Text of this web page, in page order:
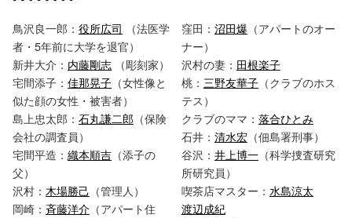
鳥沢良一郎： 役所広司 （法医学
者・5年前に大学を退官）
新井大介： 内藤剛志 （彫刻家）
宅間添子： 佳那晃子 （女性像と
似た顔の女性・被害者）
島上忠太郎： 石丸謙二郎 （保険
会社の調査員）
宅間平造： 織本順吉 （添子の
父）
沢村： 木場勝己 （管理人）
岡崎： 斉藤洋介 （アパート住
窪田： 沼田爆 （アパートのオー
ナー）
沢村の妻： 田根楽子
桃： 三野友華子（クラブのホス
テス）
クラブのママ： 落合ひとみ
石井： 清水宏（佃島署刑事）
谷沢： 井上博一（科学捜査研究
所研究員）
喫茶店マスター： 水島涼太
渡辺成紀